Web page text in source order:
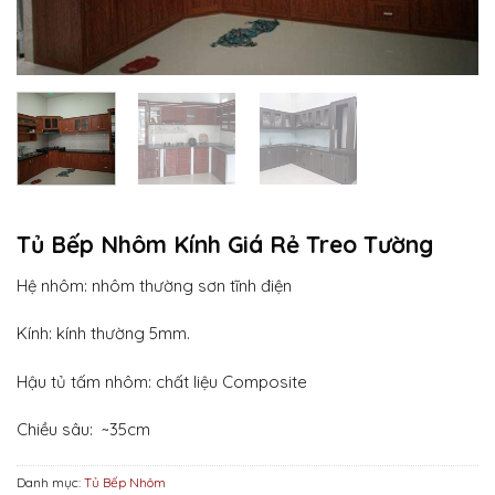
Tủ Bếp Nhôm Kính Giá Rẻ Treo Tường
Hệ nhôm: nhôm thường sơn tĩnh điện
Kính: kính thường 5mm.
Hậu tủ tấm nhôm: chất liệu Composite
Chiều sâu: ~35cm
Danh mục: Tủ Bếp Nhôm